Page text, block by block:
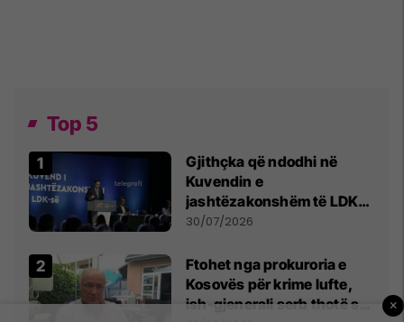
Top 5
Gjithçka që ndodhi në
Kuvendin e
jashtëzakonshëm të LDK-
së
30/07/2026
Ftohet nga prokuroria e
Kosovës për krime lufte,
ish-gjenerali serb thotë se
×